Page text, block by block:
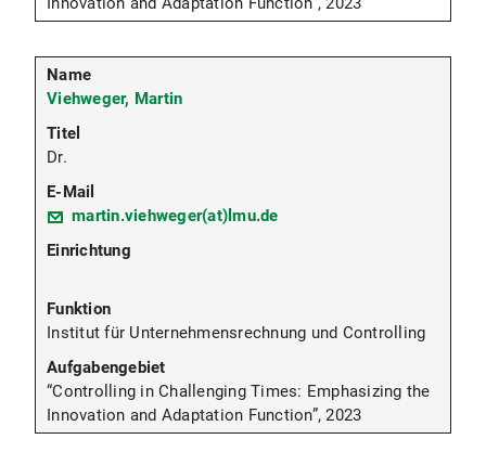
Viehweger, Martin
Dr.
martin.viehweger(at)lmu.de
Institut für Unternehmensrechnung und Controlling
“Controlling in Challenging Times: Emphasizing the
Innovation and Adaptation Function”, 2023